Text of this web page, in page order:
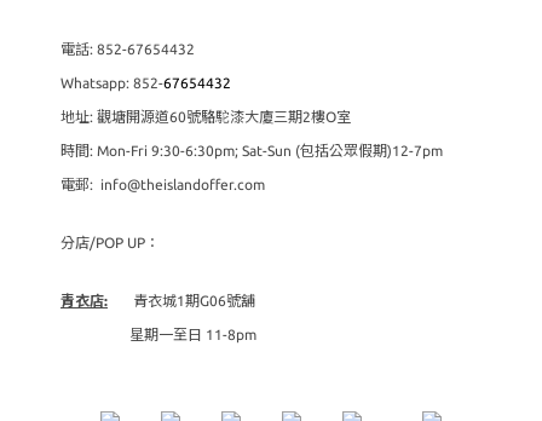
電話: 852-67654432
Whatsapp: 852-67654432
地址: 觀塘開源道60號駱駝漆大廈三期2樓O室
時間: Mon-Fri 9:30-6:30pm; Sat-Sun (包括公眾假期)12-7pm
電郵: info@theislandoffer.com
分店/POP UP：
青衣店: 青衣城1期G06號舖
星期一至日 11-8pm